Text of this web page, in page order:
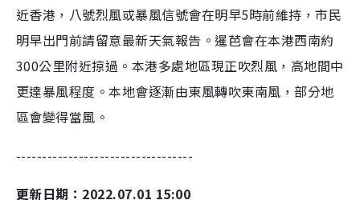
近香港，八號烈風或暴風信號會在明早5時前維持，市民
明早出門前請留意最新天氣報告。暹芭會在本港西南約
300公里附近掠過。本港多處地區現正吹烈風，高地間中
更達暴風程度。本地會逐漸由東風轉吹東南風，部分地
區會變得當風。
----------------------------------
更新日期：2022.07.01 15:00